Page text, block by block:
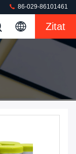
86-029-86101461
Zitat